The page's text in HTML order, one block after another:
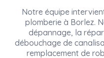
Notre équipe
plomberie à Borlez.
dépannage, la
débouchage de
remplacement de